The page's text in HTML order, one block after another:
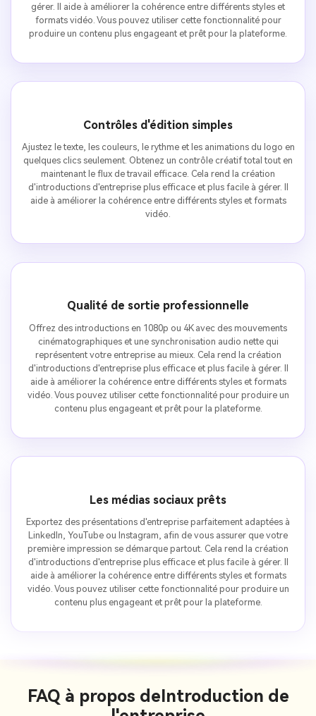
gérer. Il aide à améliorer la cohérence entre différents styles et
formats vidéo. Vous pouvez utiliser cette fonctionnalité pour
produire un contenu plus engageant et prêt pour la plateforme.
Contrôles d'édition simples
Ajustez le texte, les couleurs, le rythme et les animations du logo en
quelques clics seulement. Obtenez un contrôle créatif total tout en
maintenant le flux de travail efficace. Cela rend la création
d'introductions d'entreprise plus efficace et plus facile à gérer. Il
aide à améliorer la cohérence entre différents styles et formats
vidéo.
Qualité de sortie professionnelle
Offrez des introductions en 1080p ou 4K avec des mouvements
cinématographiques et une synchronisation audio nette qui
représentent votre entreprise au mieux. Cela rend la création
d'introductions d'entreprise plus efficace et plus facile à gérer. Il
aide à améliorer la cohérence entre différents styles et formats
vidéo. Vous pouvez utiliser cette fonctionnalité pour produire un
contenu plus engageant et prêt pour la plateforme.
Les médias sociaux prêts
Exportez des présentations d'entreprise parfaitement adaptées à
LinkedIn, YouTube ou Instagram, afin de vous assurer que votre
première impression se démarque partout. Cela rend la création
d'introductions d'entreprise plus efficace et plus facile à gérer. Il
aide à améliorer la cohérence entre différents styles et formats
vidéo. Vous pouvez utiliser cette fonctionnalité pour produire un
contenu plus engageant et prêt pour la plateforme.
FAQ à propos de Introduction de